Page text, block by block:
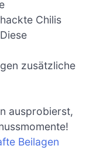
Chilis
zusätzliche
ausprobierst,
Beilagen